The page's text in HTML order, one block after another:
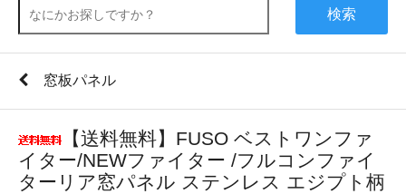
検索
窓板パネル
【送料無料】FUSO ベストワンファ
イター/NEWファイター /フルコンファイ
ターリア窓パネル ステンレス エジプト柄